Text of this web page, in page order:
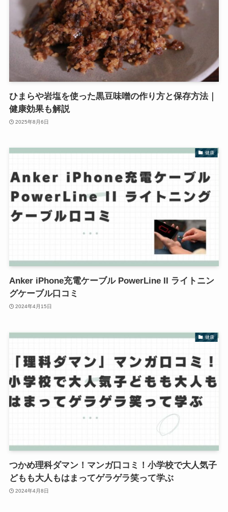
ひまらや岩塩を使った黒豆味噌の作り方と保存方法｜
健康効果も解説
2025年8月6日
健康
Anker iPhone充電ケーブル PowerLine II ライトニン
グケーブル口コミ
2024年4月15日
健康
つかめ理科ダマン！マンガ口コミ！小学校で大人気子
どもも大人もはまってゲラゲラ笑って学ぶ
2024年4月8日